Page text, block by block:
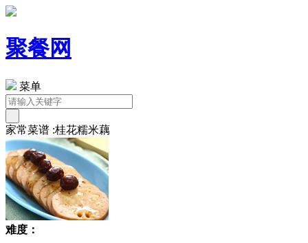
聚餐网
菜单
家常菜谱 :桂花糯米藕
难度：